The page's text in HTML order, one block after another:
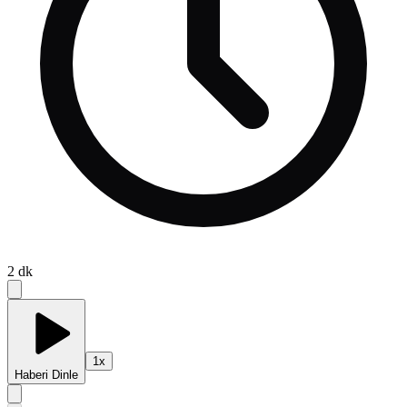
2 dk
Haberi Dinle
1 x